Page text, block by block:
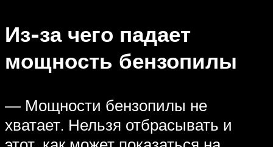
Из-за чего падает
мощность бензопилы
— Мощности бензопилы не
хватает. Нельзя отбрасывать и